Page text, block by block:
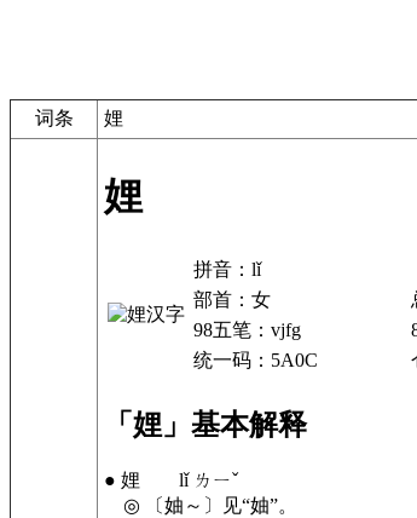
词条 娌
娌
拼音：lǐ
部首：女
98五笔：vjfg
统一码：5A0C
「娌」基本解释
● 娌 lǐ ㄌㄧˇ
◎ 〔妯～〕见“妯”。